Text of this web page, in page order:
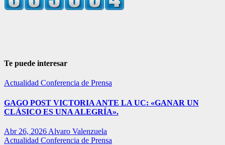
Te puede interesar
Actualidad Conferencia de Prensa
GAGO POST VICTORIA ANTE LA UC: «GANAR UN
CLÁSICO ES UNA ALEGRÍA».
Abr 26, 2026 Alvaro Valenzuela
Actualidad Conferencia de Prensa